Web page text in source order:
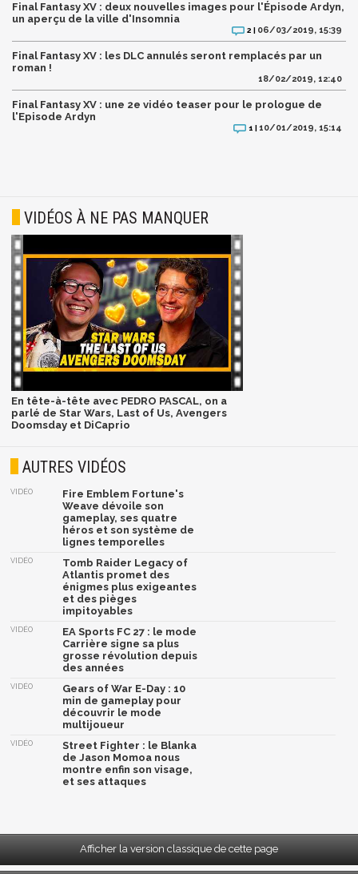
Final Fantasy XV : deux nouvelles images pour l'Épisode Ardyn,
un aperçu de la ville d'Insomnia
2 | 06/03/2019, 15:39
Final Fantasy XV : les DLC annulés seront remplacés par un
roman !
18/02/2019, 12:40
Final Fantasy XV : une 2e vidéo teaser pour le prologue de
l'Episode Ardyn
1 | 10/01/2019, 15:14
VIDÉOS À NE PAS MANQUER
En tête-à-tête avec PEDRO PASCAL, on a
parlé de Star Wars, Last of Us, Avengers
Doomsday et DiCaprio
AUTRES VIDÉOS
VIDÉO
Fire Emblem Fortune's
Weave dévoile son
gameplay, ses quatre
héros et son système de
lignes temporelles
VIDÉO
Tomb Raider Legacy of
Atlantis promet des
énigmes plus exigeantes
et des pièges
impitoyables
VIDÉO
EA Sports FC 27 : le mode
Carrière signe sa plus
grosse révolution depuis
des années
VIDÉO
Gears of War E-Day : 10
min de gameplay pour
découvrir le mode
multijoueur
VIDÉO
Street Fighter : le Blanka
de Jason Momoa nous
montre enfin son visage,
et ses attaques
Afficher la version classique de cette page